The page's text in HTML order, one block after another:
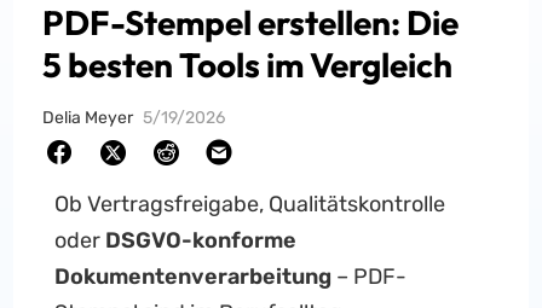
PDF-Stempel erstellen: Die
5 besten Tools im Vergleich
Delia Meyer 5/19/2026
Ob Vertragsfreigabe, Qualitätskontrolle
oder DSGVO-konforme
Dokumentenverarbeitung – PDF-